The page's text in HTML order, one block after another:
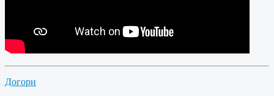
Догори